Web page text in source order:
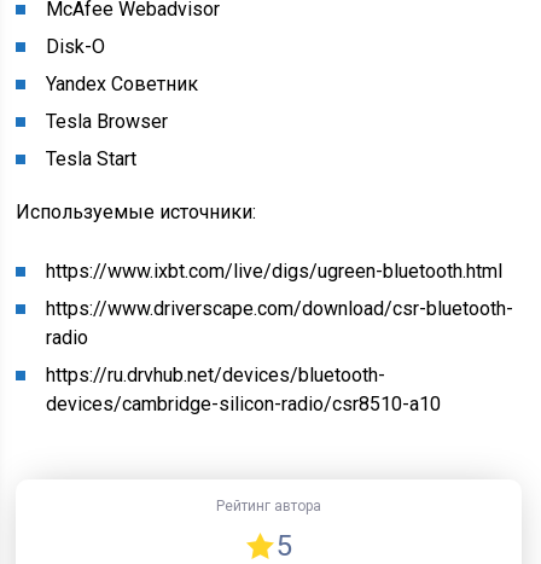
McAfee Webadvisor
Disk-O
Yandex Советник
Tesla Browser
Tesla Start
Используемые источники:
https://www.ixbt.com/live/digs/ugreen-bluetooth.html
https://www.driverscape.com/download/csr-bluetooth-
radio
https://ru.drvhub.net/devices/bluetooth-
devices/cambridge-silicon-radio/csr8510-a10
Рейтинг автора
5